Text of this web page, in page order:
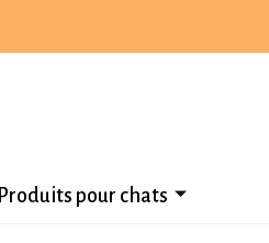
Produits pour chats